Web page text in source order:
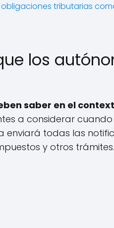
tributarias
los
saber en el
a considerar cuando
enviará todas las
y otros trámites.